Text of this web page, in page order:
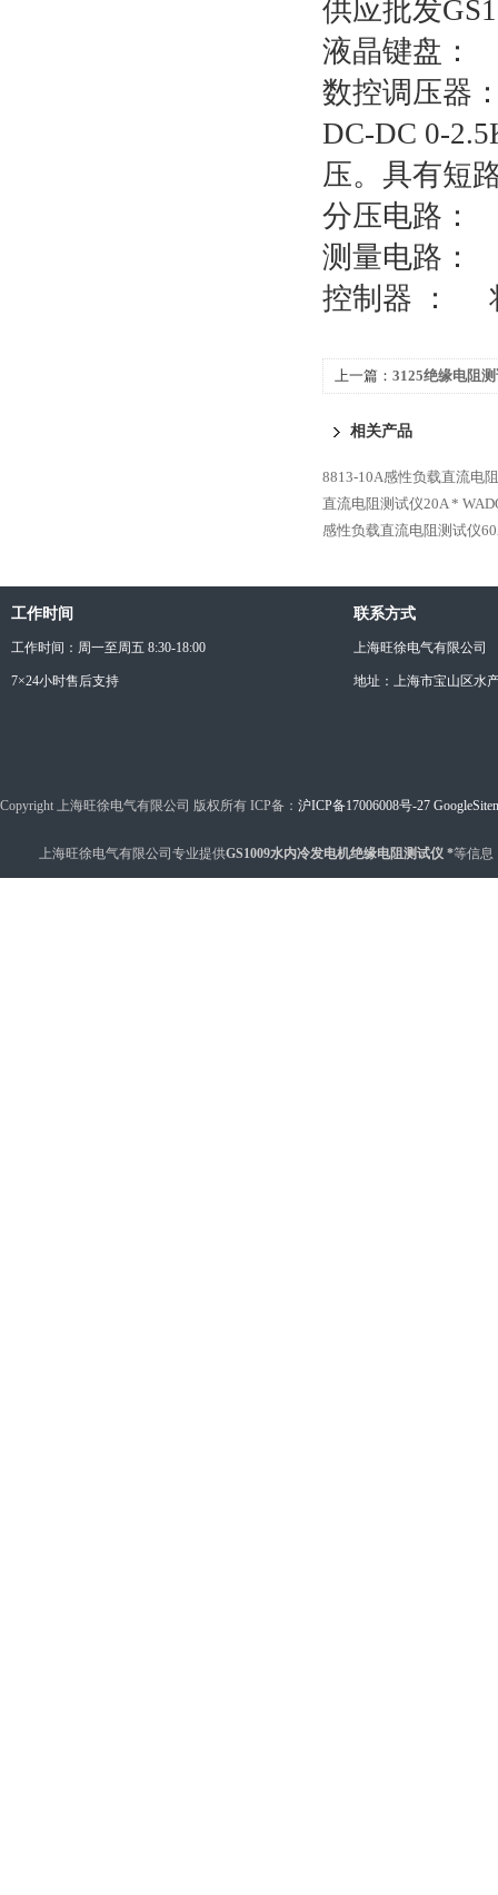
供应批发
液晶键盘：
数控调压器
DC-DC 0-
压。具有短
分压电路：
测量电路：
控制器 ：
上一篇： 3125绝缘电阻
相关产品
8813-10A感性负载直流电
直流电阻测试仪20A *
感性负载直流电阻测试仪
工作时间
工作时间：周一至周五 8:30-18:00
7×24小时售后支持
联系方式
上海旺徐电气有限公司
地址：上海市宝山区水
Copyright 上海旺徐电气有限公司 版权所有 ICP备： 沪ICP备17006008号-27
上海旺徐电气有限公司专业提供GS1009水内冷发电机绝缘电阻测试仪 *等信息